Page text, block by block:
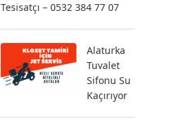
Tesisatçı – 0532 384 77 07
Alaturka
Tuvalet
Sifonu Su
Kaçırıyor